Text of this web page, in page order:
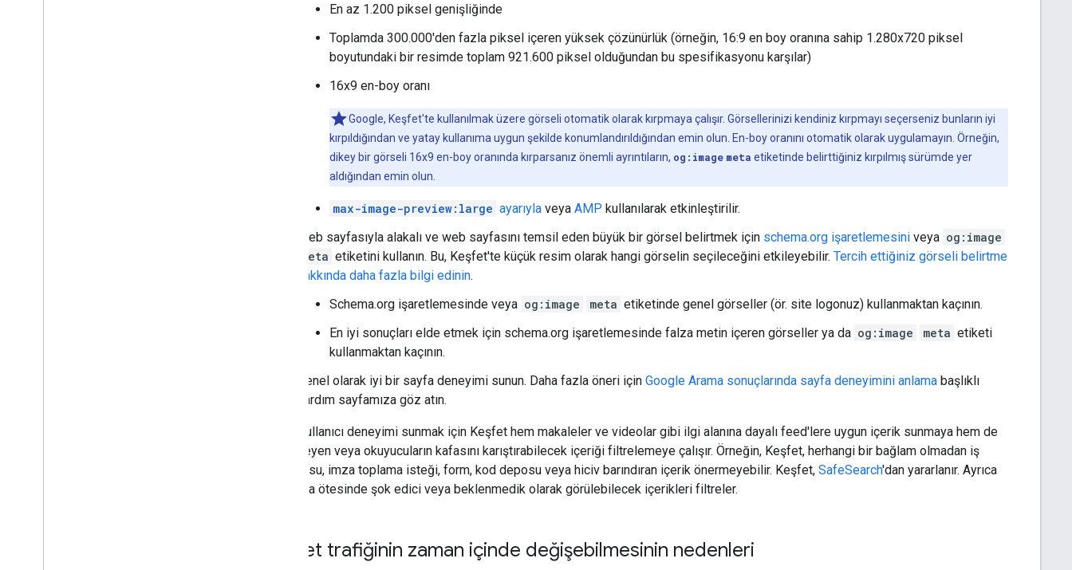
En az 1.200 piksel genişliğinde
Toplamda 300.000'den fazla piksel içeren yüksek çözünürlük (örneğin, 16:9 en boy oranına sahip 1.280x720 piksel
boyutundaki bir resimde toplam 921.600 piksel olduğundan bu spesifikasyonu karşılar)
16x9 en-boy oranı
Google, Keşfet'te kullanılmak üzere görseli otomatik olarak kırpmaya çalışır. Görsellerinizi kendiniz kırpmayı seçerseniz bunların iyi
kırpıldığından ve yatay kullanıma uygun şekilde konumlandırıldığından emin olun. En-boy oranını otomatik olarak uygulamayın. Örneğin,
dikey bir görseli 16x9 en-boy oranında kırparsanız önemli ayrıntıların, og:image meta etiketinde belirttiğiniz kırpılmış sürümde yer
aldığından emin olun.
max-image-preview:large ayarıyla veya AMP kullanılarak etkinleştirilir.
Web sayfasıyla alakalı ve web sayfasını temsil eden büyük bir görsel belirtmek için schema.org işaretlemesini veya og:image
meta etiketini kullanın. Bu, Keşfet'te küçük resim olarak hangi görselin seçileceğini etkileyebilir. Tercih ettiğiniz görseli belirtme
hakkında daha fazla bilgi edinin.
Schema.org işaretlemesinde veya og:image meta etiketinde genel görseller (ör. site logonuz) kullanmaktan kaçının.
En iyi sonuçları elde etmek için schema.org işaretlemesinde falza metin içeren görseller ya da og:image meta etiketi
kullanmaktan kaçının.
Genel olarak iyi bir sayfa deneyimi sunun. Daha fazla öneri için Google Arama sonuçlarında sayfa deneyimini anlama başlıklı
yardım sayfamıza göz atın.
İyi bir kullanıcı deneyimi sunmak için Keşfet hem makaleler ve videolar gibi ilgi alanına dayalı feed'lere uygun içerik sunmaya hem de
istenmeyen veya okuyucuların kafasını karıştırabilecek içeriği filtrelemeye çalışır. Örneğin, Keşfet, herhangi bir bağlam olmadan iş
başvurusu, imza toplama isteği, form, kod deposu veya hiciv barındıran içerik önermeyebilir. Keşfet, SafeSearch'dan yararlanır. Ayrıca
bunun da ötesinde şok edici veya beklenmedik olarak görülebilecek içerikleri filtreler.
Keşfet trafiğinin zaman içinde değişebilmesinin nedenleri